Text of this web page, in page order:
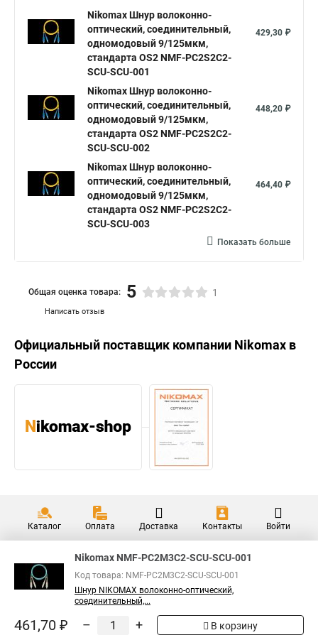
Nikomax Шнур волоконно-
оптический, соединительный,
одномодовый 9/125мкм,
стандарта OS2 NMF-PC2S2C2-
SCU-SCU-001
429,30 ₽
Nikomax Шнур волоконно-
оптический, соединительный,
одномодовый 9/125мкм,
стандарта OS2 NMF-PC2S2C2-
SCU-SCU-002
448,20 ₽
Nikomax Шнур волоконно-
оптический, соединительный,
одномодовый 9/125мкм,
стандарта OS2 NMF-PC2S2C2-
SCU-SCU-003
464,40 ₽
Показать больше
Написать отзыв
Общая оценка товара: 5 1
Официальный поставщик компании Nikomax в
России
Каталог Оплата Доставка Контакты Войти
Nikomax NMF-PC2M3C2-SCU-SCU-001
Код товара: NMF-PC2M3C2-SCU-SCU-001
Шнур NIKOMAX волоконно-оптический,
соединительный,...
461,70 ₽ – + В корзину